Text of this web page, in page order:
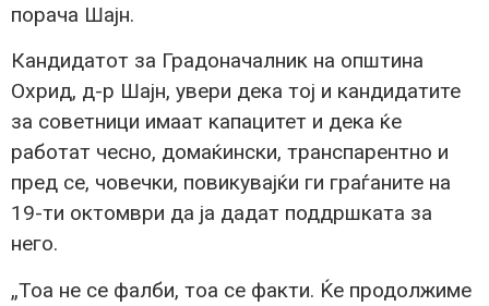
порача Шајн.
Кандидатот за Градоначалник на општина
Охрид, д-р Шајн, увери дека тој и кандидатите
за советници имаат капацитет и дека ќе
работат чесно, домаќински, транспарентно и
пред се, човечки, повикувајќи ги граѓаните на
19-ти октомври да ја дадат поддршката за
него.
„Тоа не се фалби, тоа се факти. Ќе продолжиме